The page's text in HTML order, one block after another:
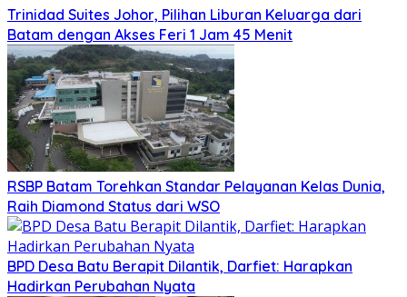
Trinidad Suites Johor, Pilihan Liburan Keluarga dari
Batam dengan Akses Feri 1 Jam 45 Menit
RSBP Batam Torehkan Standar Pelayanan Kelas Dunia,
Raih Diamond Status dari WSO
BPD Desa Batu Berapit Dilantik, Darfiet: Harapkan
Hadirkan Perubahan Nyata